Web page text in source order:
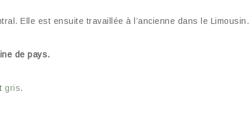
Elle est ensuite travaillée à l’ancienne dans le Limousin.
de pays.
gris.